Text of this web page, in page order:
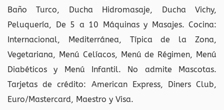
Baño Turco, Ducha Hidromasaje, Ducha Vichy,
Peluquería, De 5 a 10 Máquinas y Masajes. Cocina:
Internacional, Mediterránea, Típica de la Zona,
Vegetariana, Menú Celíacos, Menú de Régimen, Menú
Diabéticos y Menú Infantil. No admite Mascotas.
Tarjetas de crédito: American Express, Diners Club,
Euro/Mastercard, Maestro y Visa.